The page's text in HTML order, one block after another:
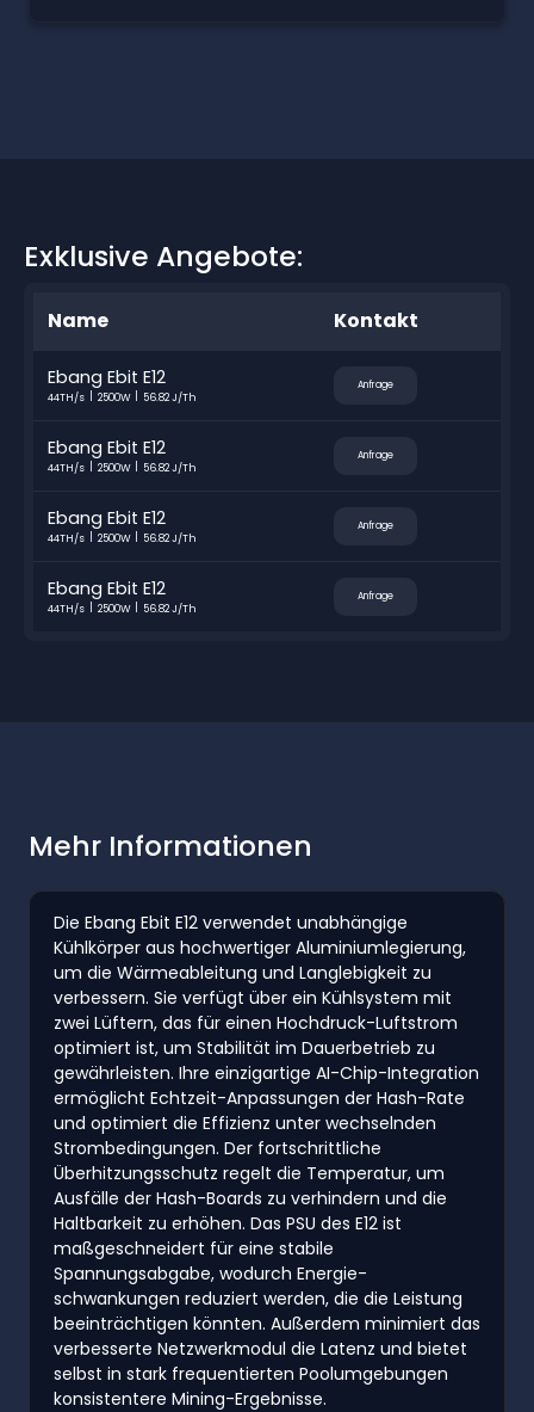
Exklusive Angebote:
Name Kontakt
Ebang Ebit E12
44TH/s 2500W 56.82 J/Th
Anfrage
Ebang Ebit E12
44TH/s 2500W 56.82 J/Th
Anfrage
Ebang Ebit E12
44TH/s 2500W 56.82 J/Th
Anfrage
Ebang Ebit E12
44TH/s 2500W 56.82 J/Th
Anfrage
Mehr Informationen
Die Ebang Ebit E12 verwendet unabhängige
Kühlkörper aus hochwertiger Aluminiumlegierung,
um die Wärmeableitung und Langlebigkeit zu
verbessern. Sie verfügt über ein Kühlsystem mit
zwei Lüftern, das für einen Hochdruck-Luftstrom
optimiert ist, um Stabilität im Dauerbetrieb zu
gewährleisten. Ihre einzigartige AI-Chip-Integration
ermöglicht Echtzeit-Anpassungen der Hash-Rate
und optimiert die Effizienz unter wechselnden
Strombedingungen. Der fortschrittliche
Überhitzungsschutz regelt die Temperatur, um
Ausfälle der Hash-Boards zu verhindern und die
Haltbarkeit zu erhöhen. Das PSU des E12 ist
maßgeschneidert für eine stabile
Spannungsabgabe, wodurch Energie-
schwankungen reduziert werden, die die Leistung
beeinträchtigen könnten. Außerdem minimiert das
verbesserte Netzwerkmodul die Latenz und bietet
selbst in stark frequentierten Poolumgebungen
konsistentere Mining-Ergebnisse.